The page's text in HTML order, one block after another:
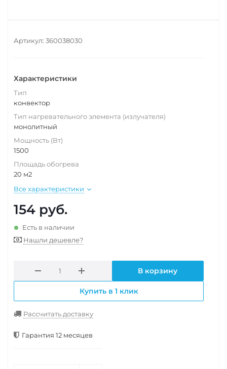
Артикул: 360038030
Характеристики
Тип
конвектор
Тип нагревательного элемента (излучателя)
монолитный
Мощность (Вт)
1500
Площадь обогрева
20 м2
Все характеристики
154 руб.
Есть в наличии
Нашли дешевле?
В корзину
Купить в 1 клик
Рассчитать доставку
Гарантия 12 месяцев